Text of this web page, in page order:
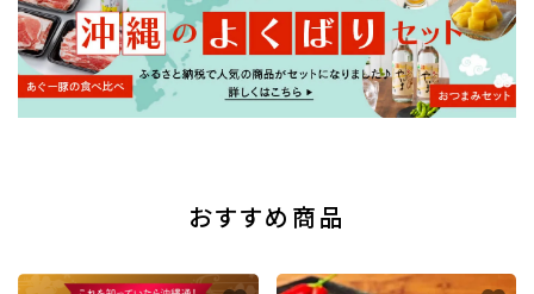
おすすめ商品